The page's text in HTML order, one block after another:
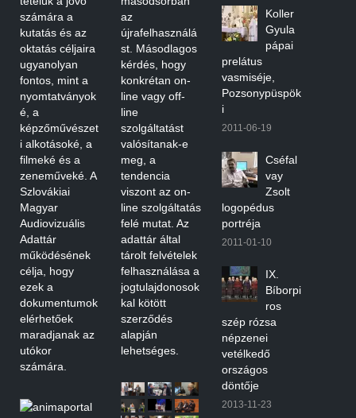
számára a
kutatás és az
oktatás céljaira
ugyanolyan
fontos, mint a
nyomtatványok
é, a
képzőművészet
i alkotásoké, a
filmeké és a
zeneműveké. A
Szlovákiai
Magyar
Audiovizuális
Adattár
működésének
célja, hogy
ezek a
dokumentumok
elérhetőek
maradjanak az
utókor
számára.
az
újrafelhasználá
st. Másodlagos
kérdés, hogy
konkrétan on-
line vagy off-
line
szolgáltatást
valósítanak-e
meg, a
tendencia
viszont az on-
line szolgáltatás
felé mutat. Az
adattár által
tárolt felvételek
felhasználása a
jogtulajdonosok
kal kötött
szerződés
alapján
lehetséges.
Koller
Gyula
pápai
prelátus
vasmiséje,
Pozsonypüspök
i
2011-06-19
Cséfal
vay
Zsolt
logopédus
portréja
2011-01-10
IX.
Bíborpi
ros
szép rózsa
népzenei
vetélkedő
országos
döntője
2013-11-23